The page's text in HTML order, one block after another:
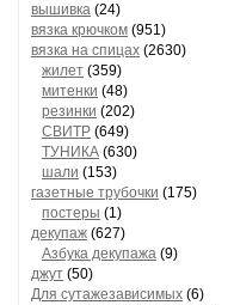
вышивка (24)
вязка крючком (951)
вязка на спицах (2630)
жилет (359)
митенки (48)
резинки (202)
СВИТР (649)
ТУНИКА (630)
шали (153)
газетные трубочки (175)
постеры (1)
декупаж (627)
Азбука декупажа (9)
джут (50)
Для сутажезависимых (6)